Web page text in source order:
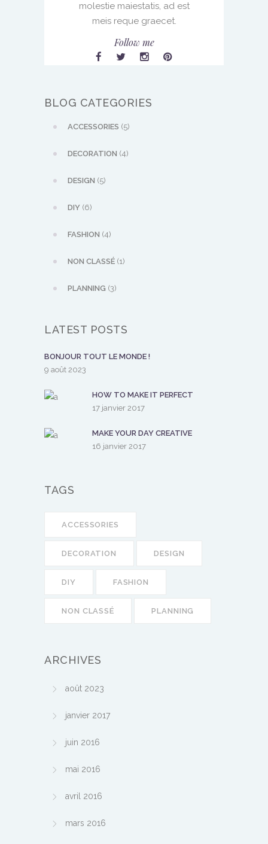
molestie maiestatis, ad est
meis reque graecet.
Follow me
BLOG CATEGORIES
ACCESSORIES (5)
DECORATION (4)
DESIGN (5)
DIY (6)
FASHION (4)
NON CLASSÉ (1)
PLANNING (3)
LATEST POSTS
BONJOUR TOUT LE MONDE !
9 août 2023
HOW TO MAKE IT PERFECT
17 janvier 2017
MAKE YOUR DAY CREATIVE
16 janvier 2017
TAGS
ACCESSORIES
DECORATION DESIGN
DIY FASHION
NON CLASSÉ PLANNING
ARCHIVES
août 2023
janvier 2017
juin 2016
mai 2016
avril 2016
mars 2016